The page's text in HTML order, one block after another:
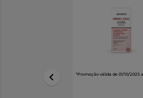
*Promoção válida de 01/10/2025